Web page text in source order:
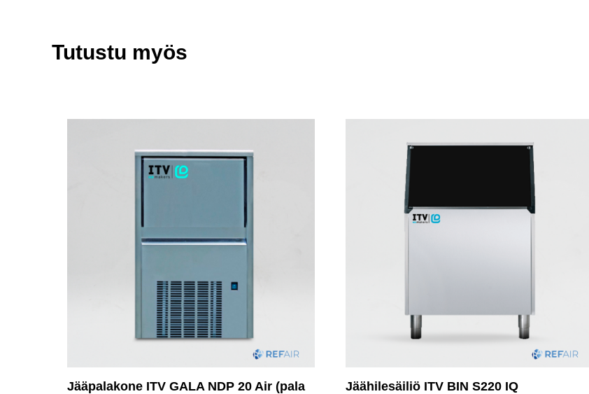
Tutustu myös
Jääpalakone ITV GALA NDP 20 Air (pala
Jäähilesäiliö ITV BIN S220 IQ